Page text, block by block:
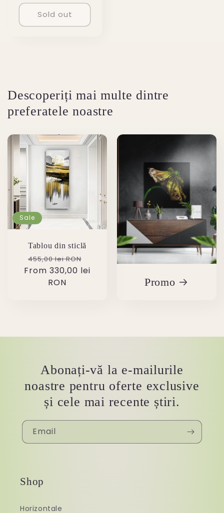
Sold out
Descoperiți mai multe dintre
preferatele noastre
Sale
Tablou din sticlă
Regular
price
455,00 lei RON
price
From 330,00 lei
RON
Promo
Abonați-vă la e-mailurile
noastre pentru oferte exclusive
și cele mai recente știri.
Email
Shop
Horizontale